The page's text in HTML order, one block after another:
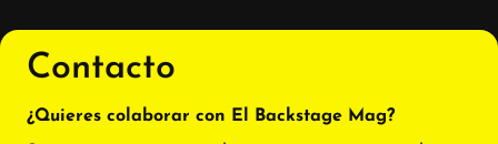
Contacto
¿Quieres colaborar con El Backstage Mag?